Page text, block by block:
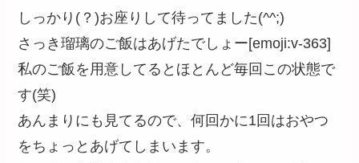
しっかり(？)お座りして待ってました(^^;)
さっき瑠璃のご飯はあげたでしょー[emoji:v-363]
私のご飯を用意してるとほとんど毎回この状態で
す(笑)
あんまりにも見てるので、何回かに1回はおやつ
をちょっとあげてしまいます。